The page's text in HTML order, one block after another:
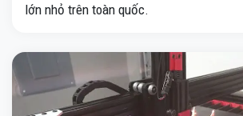
lớn nhỏ trên toàn quốc.